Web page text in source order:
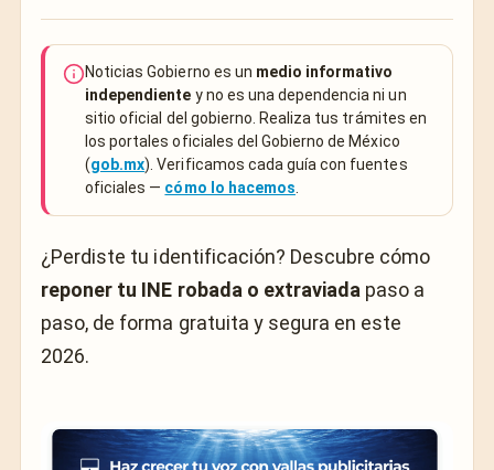
Noticias Gobierno es un medio informativo
independiente y no es una dependencia ni un
sitio oficial del gobierno. Realiza tus trámites en
los portales oficiales del Gobierno de México
(gob.mx). Verificamos cada guía con fuentes
oficiales — cómo lo hacemos
¿Perdiste tu identificación? Descubre cómo
reponer tu INE robada o extraviada paso a
paso, de forma gratuita y segura en este
2026.